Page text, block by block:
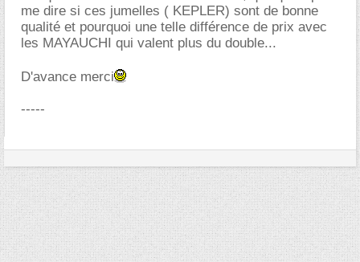
me dire si ces jumelles ( KEPLER) sont de bonne
qualité et pourquoi une telle différence de prix avec
les MAYAUCHI qui valent plus du double...
D'avance merci
-----